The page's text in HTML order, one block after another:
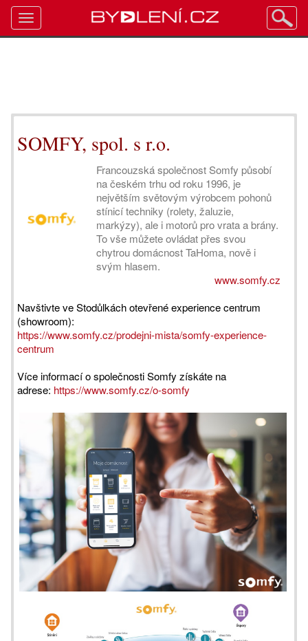
SOMFY, spol. s r.o.
Francouzská společnost Somfy působí
na českém trhu od roku 1996, je
největším světovým výrobcem pohonů
stínicí techniky (rolety, žaluzie,
markýzy), ale i motorů pro vrata a brány.
To vše můžete ovládat přes svou
chytrou domácnost TaHoma, nově i
svým hlasem.
www.somfy.cz
Navštivte ve Stodůlkách otevřené experience centrum
(showroom):
https://www.somfy.cz/prodejni-mista/somfy-experience-
centrum
Více informací o společnosti Somfy získáte na
adrese: https://www.somfy.cz/o-somfy
Toggle
navigation